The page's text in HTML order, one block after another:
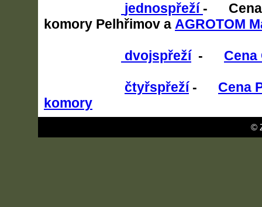
jednospřeží- Cena
komory Pelhřimov a AGROTOM
dvojspřeží- Cena
čtyřspřeží-
Cena
komory
©